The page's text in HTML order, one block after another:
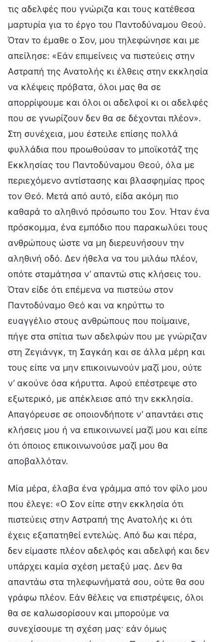
τις αδελφές που γνώριζα και τους κατέθεσα
μαρτυρία για το έργο του Παντοδύναμου Θεού.
Όταν το έμαθε ο Σον, μου τηλεφώνησε και με
απείλησε: «Εάν επιμείνεις να πιστεύεις στην
Αστραπή της Ανατολής κι έλθεις στην εκκλησία
να κλέψεις πρόβατα, όλοι μας θα σε
απορρίψουμε και όλοι οι αδελφοί κι οι αδελφές
που σε γνωρίζουν δεν θα σε δέχονται πλέον».
Στη συνέχεια, μου έστειλε επίσης πολλά
φυλλάδια που προωθούσαν το μποϊκοτάζ της
Εκκλησίας του Παντοδύναμου Θεού, όλα με
περιεχόμενο αντίστασης και βλασφημίας προς
τον Θεό. Μετά από αυτό, είδα ακόμη πιο
καθαρά το αληθινό πρόσωπο του Σον. Ήταν ένα
πρόσκομμα, ένα εμπόδιο που παρακωλύει τους
ανθρώπους ώστε να μη διερευνήσουν την
αληθινή οδό. Δεν ήθελα να του μιλάω πλέον,
οπότε σταμάτησα ν’ απαντώ στις κλήσεις του.
Όταν είδε ότι επέμενα να πιστεύω στον
Παντοδύναμο Θεό και να κηρύττω το
ευαγγέλιο στους ανθρώπους που ποίμαινε,
πήγε στα σπίτια των αδελφών που με γνώριζαν
στη Ζεγιάνγκ, τη Σαγκάη και σε άλλα μέρη και
τους είπε να μην επικοινωνούν μαζί μου, ούτε
ν’ ακούνε όσα κήρυττα. Αφού επέστρεψε στο
εξωτερικό, με απέκλεισε από την εκκλησία.
Απαγόρευσε σε οποιονδήποτε ν’ απαντάει στις
κλήσεις μου ή να επικοινωνεί μαζί μου και είπε
ότι όποιος επικοινωνούσε μαζί μου θα
αποβαλλόταν.
Μία μέρα, έλαβα ένα γράμμα από τον φίλο μου
που έλεγε: «Ο Σον είπε στην εκκλησία ότι
πιστεύεις στην Αστραπή της Ανατολής κι ότι
έχεις εξαπατηθεί εντελώς. Από δω και πέρα,
δεν είμαστε πλέον αδελφός και αδελφή και δεν
υπάρχει καμία σχέση μεταξύ μας. Δεν θα
απαντάω στα τηλεφωνήματά σου, ούτε θα σου
γράφω πλέον. Εάν θέλεις να επιστρέψεις, όλοι
θα σε καλωσορίσουν και μπορούμε να
συνεχίσουμε τη σχέση μας· εάν όμως